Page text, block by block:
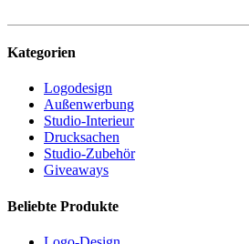
Kategorien
Logodesign
Außenwerbung
Studio-Interieur
Drucksachen
Studio-Zubehör
Giveaways
Beliebte Produkte